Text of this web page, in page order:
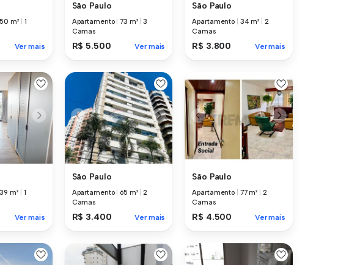
50 m²
1
Ver mais
São Paulo
Apartamento |73 m² |3
Camas
R$ 5.500 Ver mais
São Paulo
Apartamento 34 m²
2
Camas
R$ 3.800 Ver mais
39 m²
1
Ver mais
São Paulo
Apartamento 65 m² |2
Camas
R$ 3.400 Ver mais
São Paulo
Apartamento 77 m²
2
Camas
R$ 4.500 Ver mais